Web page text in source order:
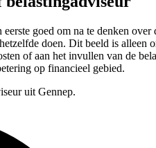
goed om na te denken
doen. Dit beeld is
of aan het invullen van de
op financieel gebied.
uit Gennep.